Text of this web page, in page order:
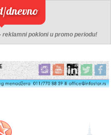
dnevno
pokloni u promo periodu!